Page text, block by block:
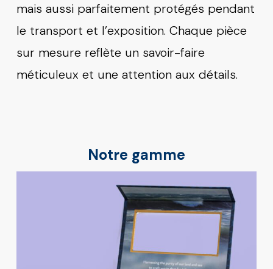
mais aussi parfaitement protégés pendant
le transport et l’exposition. Chaque pièce
sur mesure reflète un savoir-faire
méticuleux et une attention aux détails.
Notre gamme